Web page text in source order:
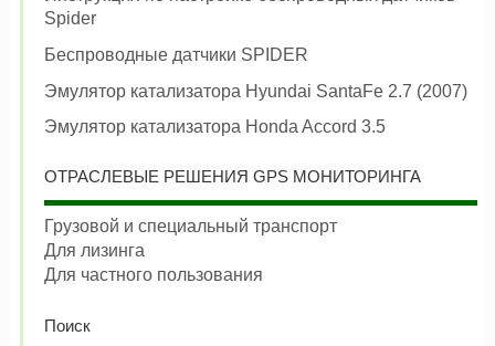
Spider
Беспроводные датчики SPIDER
Эмулятор катализатора Hyundai SantaFe 2.7 (2007)
Эмулятор катализатора Honda Accord 3.5
ОТРАСЛЕВЫЕ РЕШЕНИЯ GPS МОНИТОРИНГА
Грузовой и специальный транспорт
Для лизинга
Для частного пользования
Поиск